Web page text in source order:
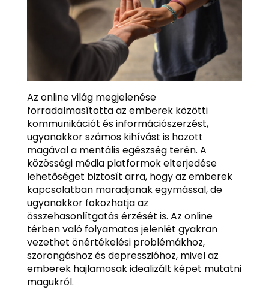
Az online világ megjelenése
forradalmasította az emberek közötti
kommunikációt és információszerzést,
ugyanakkor számos kihívást is hozott
magával a mentális egészség terén. A
közösségi média platformok elterjedése
lehetőséget biztosít arra, hogy az emberek
kapcsolatban maradjanak egymással, de
ugyanakkor fokozhatja az
összehasonlítgatás érzését is. Az online
térben való folyamatos jelenlét gyakran
vezethet önértékelési problémákhoz,
szorongáshoz és depresszióhoz, mivel az
emberek hajlamosak idealizált képet mutatni
magukról.